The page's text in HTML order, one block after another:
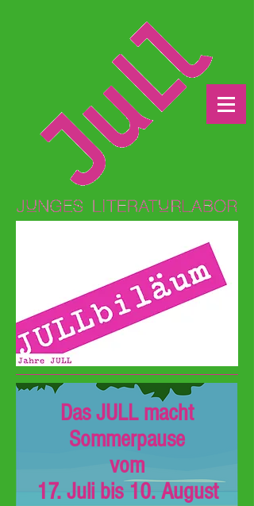
Das JULL macht
Sommerpause
vom
17. Juli bis 10. August